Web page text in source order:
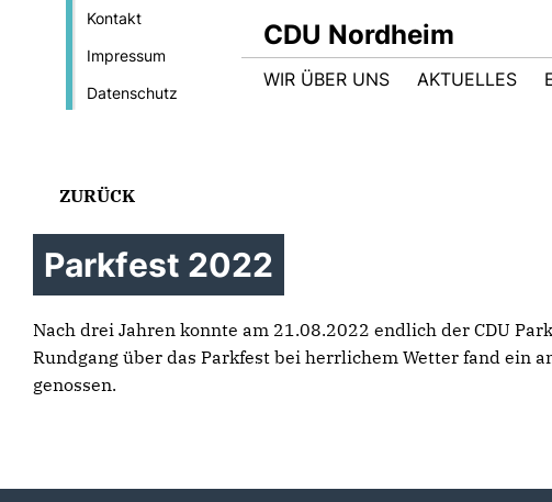
Kontakt
Impressum
Datenschutz
CDU Nordheim
WIR ÜBER UNS AKTUELLES
ZURÜCK
Parkfest 2022
Nach drei Jahren konnte am 21.08.2022 endlich der CDU
Rundgang über das Parkfest bei herrlichem Wetter fand ein
genossen.